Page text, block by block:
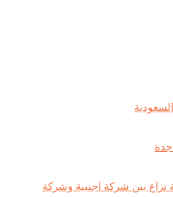
بين شركة اجنبية وشركة